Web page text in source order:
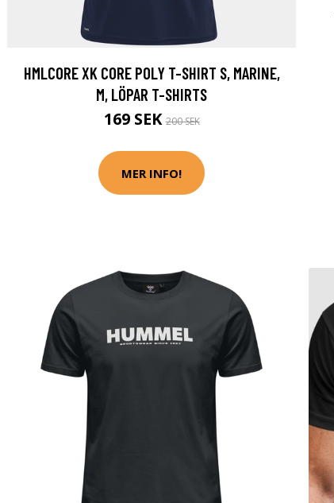
HMLCORE XK CORE POLY T-SHIRT S, MARINE,
M, LÖPAR T-SHIRTS
169 SEK200 SEK
MER INFO!